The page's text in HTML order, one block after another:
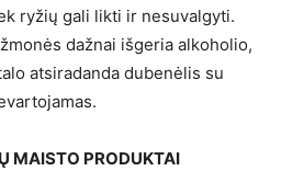
ryžių gali likti ir nesuvalgyti.
dažnai išgeria alkoholio,
atsiradanda dubenėlis su
MAISTO PRODUKTAI